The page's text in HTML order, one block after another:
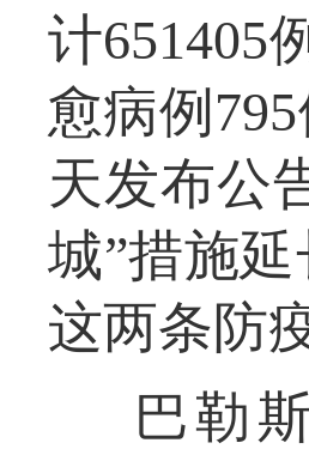
计651405
愈病例
天发布公
城”措施
这两条防
巴勒